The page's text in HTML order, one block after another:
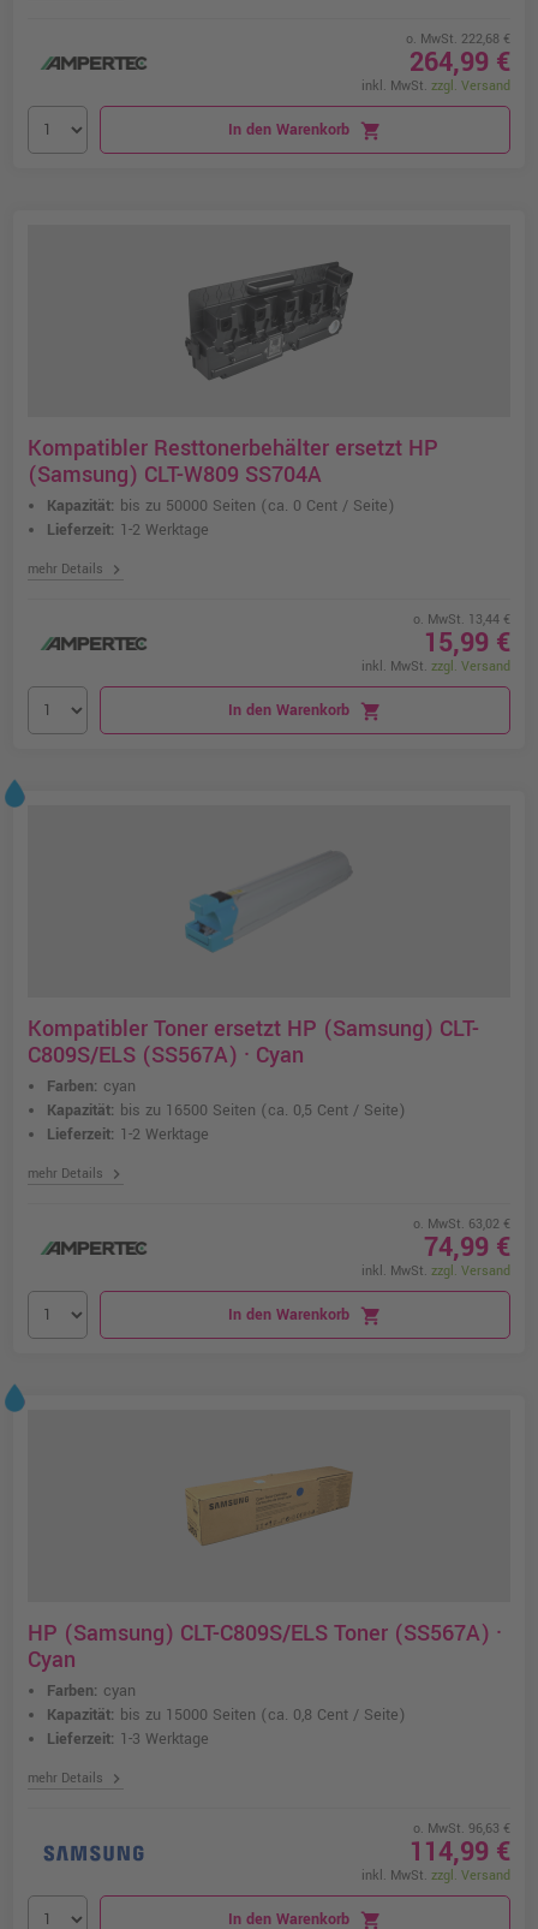
o. MwSt. 222,68 €
264,99 €
inkl. MwSt. zzgl. Versand
In den Warenkorb shopping_cart
Kompatibler Resttonerbehälter ersetzt HP
(Samsung) CLT-W809 SS704A
Kapazität: bis zu 50000 Seiten (ca. 0 Cent / Seite)
Lieferzeit: 1-2 Werktage
mehr Details chevron_right
o. MwSt. 13,44 €
15,99 €
inkl. MwSt. zzgl. Versand
In den Warenkorb shopping_cart
Kompatibler Toner ersetzt HP (Samsung) CLT-
C809S/ELS (SS567A) · Cyan
Farben: cyan
Kapazität: bis zu 16500 Seiten (ca. 0,5 Cent / Seite)
Lieferzeit: 1-2 Werktage
mehr Details chevron_right
o. MwSt. 63,02 €
74,99 €
inkl. MwSt. zzgl. Versand
In den Warenkorb shopping_cart
HP (Samsung) CLT-C809S/ELS Toner (SS567A) ·
Cyan
Farben: cyan
Kapazität: bis zu 15000 Seiten (ca. 0,8 Cent / Seite)
Lieferzeit: 1-3 Werktage
mehr Details chevron_right
o. MwSt. 96,63 €
114,99 €
inkl. MwSt. zzgl. Versand
In den Warenkorb shopping_cart